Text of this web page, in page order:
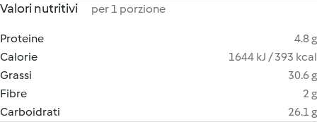
Valori nutritivi per 1 porzione
Proteine
4.8 g
Calorie
1644 kJ / 393 kcal
Grassi
30.6 g
Fibre
2 g
Carboidrati
26.1 g